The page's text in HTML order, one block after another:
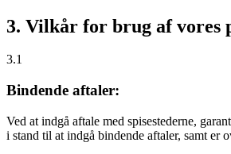
3. Vilkår for brug af vores
3.1
Bindende aftaler:
Ved at indgå aftale med spisestederne,
i stand til at indgå bindende aftaler, samt er